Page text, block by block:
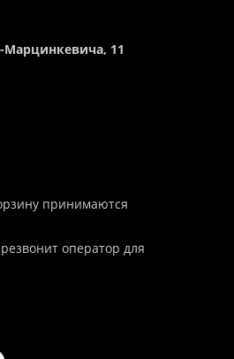
Марцинкевича, 11
принимаются
оператор для